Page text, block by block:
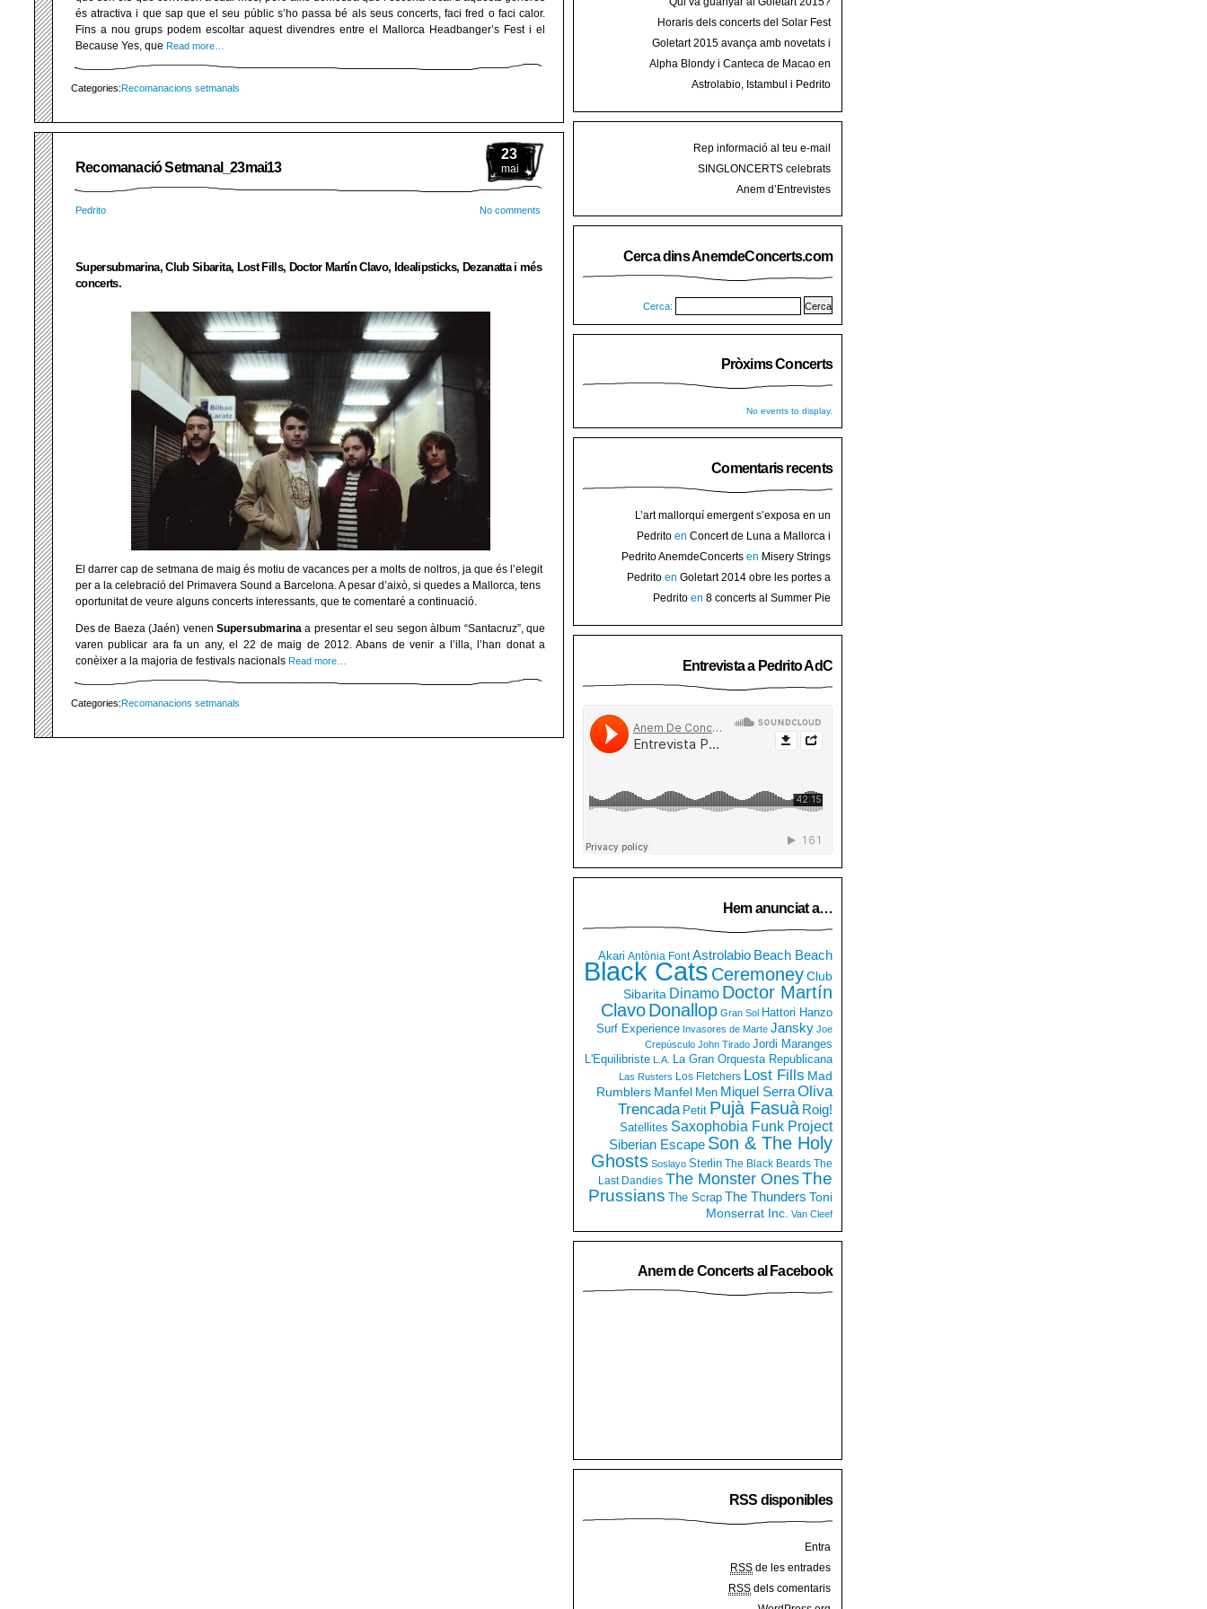
és atractiva i que sap que el seu públic s’ho passa bé als seus concerts, faci fred o faci calor.
Fins a nou grups podem escoltar aquest divendres entre el Mallorca Headbanger’s Fest i el
Because Yes, que Read more…
Categories:Recomanacions setmanals
23
mai
Recomanació Setmanal_23mai13
Pedrito No comments
Supersubmarina, Club Sibarita, Lost Fills, Doctor Martín Clavo, Idealipsticks, Dezanatta i més
concerts.
El darrer cap de setmana de maig és motiu de vacances per a molts de noltros, ja que és l’elegit
per a la celebració del Primavera Sound a Barcelona. A pesar d’això, si quedes a Mallorca, tens
oportunitat de veure alguns concerts interessants, que te comentaré a continuació.
Des de Baeza (Jaén) venen Supersubmarinaa presentar el seu segon àlbum “Santacruz”, que
varen publicar ara fa un any, el 22 de maig de 2012. Abans de venir a l’illa, l’han donat a
conèixer a la majoria de festivals nacionals Read more…
Categories:Recomanacions setmanals
Horaris dels concerts del Solar Fest
2015 a Mallorca
Goletart 2015 avança amb novetats i
encetarà la LI Festa des Vermar amb art
Alpha Blondy i Canteca de Macao en
concert al Mallorca Roots Festival
Astrolabio, Istambul i Pedrito
Rep informació al teu e-mail
SINGLONCERTS celebrats
Anem d’Entrevistes
Cerca dins AnemdeConcerts.com
Cerca:
Pròxims Concerts
No events to display.
Comentaris recents
L’art mallorquí emergent s’exposa en un
carrer de Binissalem ⋆ Noticias de hoy
en
Binissalem
Pedrito en Concert de Luna a Mallorca i
sorteig d’entrades
Pedrito AnemdeConcerts en Misery Strings
presenten nou disc al Teatre Mar i Terra de
Pedrito en Goletart 2014 obre les portes a
l’art de Binissalem
Pedrito en 8 concerts al Summer Pie
Entrevista a Pedrito AdC
Hem anunciat a…
Akari Antònia Font Astrolabio Beach Beach
Black Cats CeremoneyClub
Sibarita Dinamo Doctor Martín
ClavoDonallop Gran Sol Hattori Hanzo
Surf Experience Invasores de Marte Jansky Joe
Crepúsculo John Tirado Jordi Maranges
L'Equilibriste L.A. La Gran Orquesta Republicana
Las Rusters Los Fletchers Lost Fills Mad
Rumblers Manfel Men Miquel SerraOliva
Trencada Petit Pujà Fasuà Roig!
Satellites Saxophobia Funk Project
Siberian Escape Son & The Holy
Ghosts Soslayo Sterlin The Black Beards The
Last Dandies The Monster OnesThe
Prussians The Scrap The Thunders Toni
Monserrat Inc. Van Cleef
Anem de Concerts al Facebook
RSS disponibles
Entra
RSS de les entrades
RSS dels comentaris